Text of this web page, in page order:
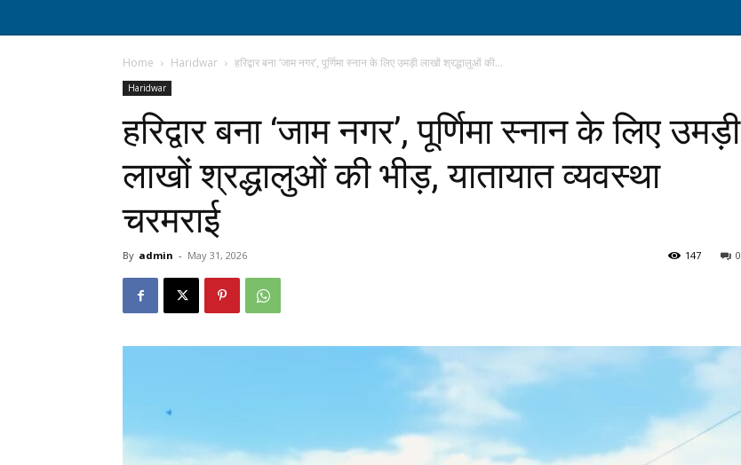
Home Haridwar हरिद्वार बना ‘जाम नगर’, पूर्णिमा स्नान के लिए उमड़ी लाखों श्रद्धालुओं की...
Haridwar
हरिद्वार बना ‘जाम नगर’, पूर्णिमा स्नान के लिए उमड़ी
लाखों श्रद्धालुओं की भीड़, यातायात व्यवस्था
चरमराई
By admin - May 31, 2026 0
147